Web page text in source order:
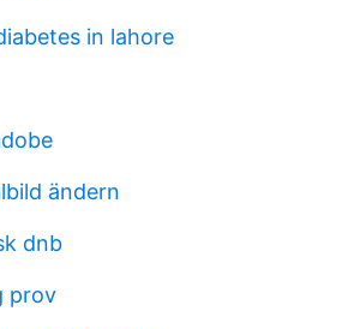
in lahore
ändern
dnb
prov